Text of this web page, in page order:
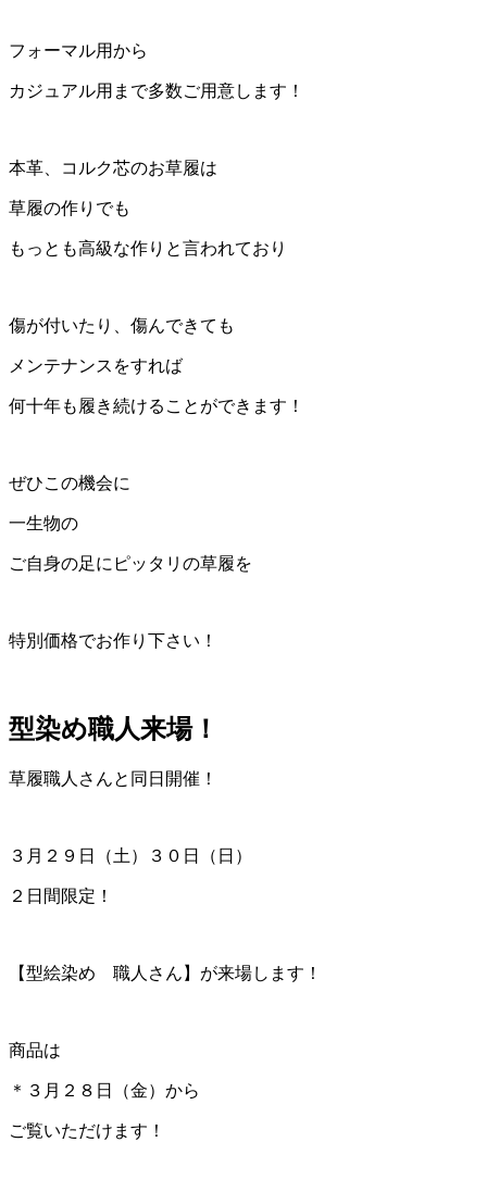
フォーマル用から
カジュアル用まで多数ご用意します！
本革、コルク芯のお草履は
草履の作りでも
もっとも高級な作りと言われており
傷が付いたり、傷んできても
メンテナンスをすれば
何十年も履き続けることができます！
ぜひこの機会に
一生物の
ご自身の足にピッタリの草履を
特別価格でお作り下さい！
型染め職人来場！
草履職人さんと同日開催！
３月２９日（土）３０日（日）
２日間限定！
【型絵染め 職人さん】が来場します！
商品は
＊３月２８日（金）から
ご覧いただけます！